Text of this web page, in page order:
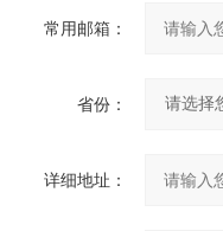
常用邮箱：
省份：
详细地址：